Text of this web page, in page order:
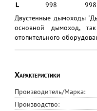
L
998 998
Двустенные дымоходы
основной дымоход,
отопительного
Характеристики
Производитель/Марка:
Производство: